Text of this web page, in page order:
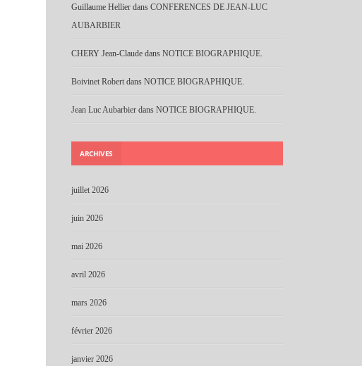
Guillaume Hellier dans CONFERENCES DE JEAN-LUC
AUBARBIER
CHERY Jean-Claude dans NOTICE BIOGRAPHIQUE.
Boivinet Robert dans NOTICE BIOGRAPHIQUE.
Jean Luc Aubarbier dans NOTICE BIOGRAPHIQUE.
ARCHIVES
juillet 2026
juin 2026
mai 2026
avril 2026
mars 2026
février 2026
janvier 2026